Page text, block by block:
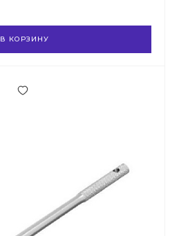
В КОРЗИНУ